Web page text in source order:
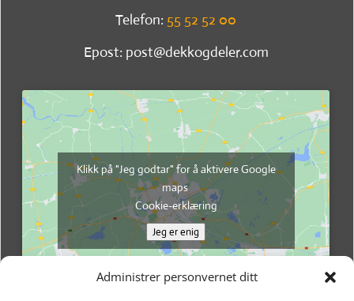
Administrer personvernet ditt
Telefon: 55 52 52 00
Epost: post@dekkogdeler.com
Klikk på "Jeg godtar" for å aktivere Google
maps
Cookie-erklæring
Jeg er enig